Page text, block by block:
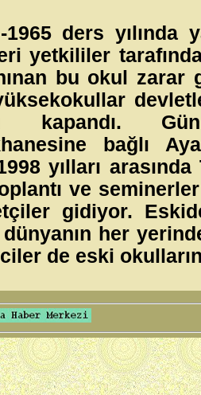
1965 ders yılında
yetkililer
bu okul zarar
kapandı.
bağlı
yılları
ve
gidiyor.
her
de eski